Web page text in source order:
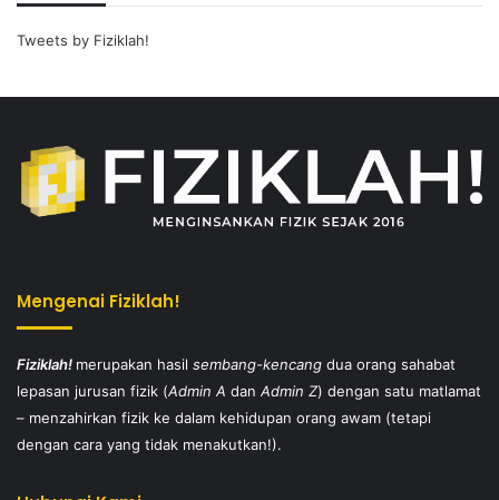
Tweets by Fiziklah!
Mengenai Fiziklah!
Fiziklah! merupakan hasil sembang-kencang dua orang sahabat
lepasan jurusan fizik (Admin A dan Admin Z) dengan satu matlamat
– menzahirkan fizik ke dalam kehidupan orang awam (tetapi
dengan cara yang tidak menakutkan!).